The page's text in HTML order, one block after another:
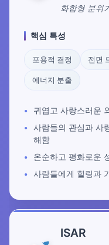
화합형 분위
핵심 특성
포용적 결정 전면
에너지 분출
귀엽고 사랑스러운
사람들의 관심과 사
해함
온순하고 평화로운
사람들에게 힐링과
ISAR